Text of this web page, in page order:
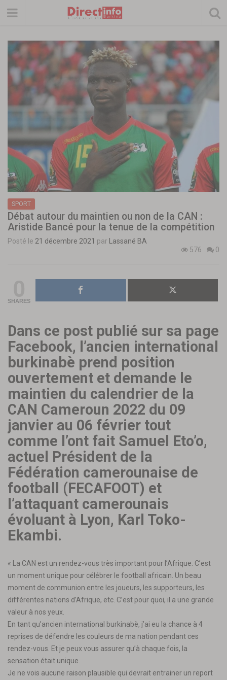
SPORT
Débat autour du maintien ou non de la CAN :
Aristide Bancé pour la tenue de la compétition
Posté le 21 décembre 2021 par
Lassané BA
576
0
SHARES
Dans ce post publié sur sa page
Facebook, l’ancien international
burkinabè prend position
ouvertement et demande le
maintien du calendrier de la
CAN Cameroun 2022 du 09
janvier au 06 février tout
comme l’ont fait Samuel Eto’o,
actuel Président de la
Fédération camerounaise de
football (FECAFOOT) et
l’attaquant camerounais
évoluant à Lyon, Karl Toko-
Ekambi.
« La CAN est un rendez-vous très important pour l’Afrique. C’est
un moment unique pour célébrer le football africain. Un beau
moment de communion entre les joueurs, les supporteurs, les
différentes nations d’Afrique, etc. C’est pour quoi, il a une grande
valeur à nos yeux.
En tant qu’ancien international burkinabè, j’ai eu la chance à 4
reprises de défendre les couleurs de ma nation pendant ces
rendez-vous. Et je peux vous assurer qu’à chaque fois, la
sensation était unique.
Je ne vois aucune raison plausible qui devrait entrainer un report